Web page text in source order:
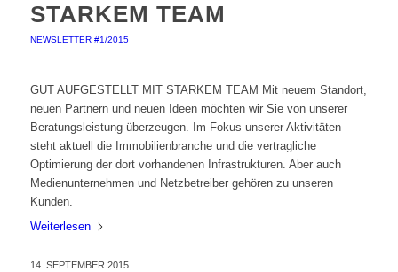
STARKEM TEAM
NEWSLETTER #1/2015
GUT AUFGESTELLT MIT STARKEM TEAM Mit neuem Standort,
neuen Partnern und neuen Ideen möchten wir Sie von unserer
Beratungsleistung überzeugen. Im Fokus unserer Aktivitäten
steht aktuell die Immobilienbranche und die vertragliche
Optimierung der dort vorhandenen Infrastrukturen. Aber auch
Medienunternehmen und Netzbetreiber gehören zu unseren
Kunden.
Weiterlesen
14. SEPTEMBER 2015